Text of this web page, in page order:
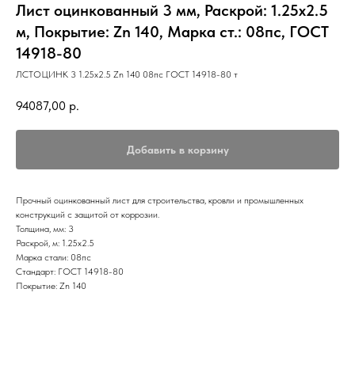
Лист оцинкованный 3 мм, Раскрой: 1.25х2.5
м, Покрытие: Zn 140, Марка ст.: 08пс, ГОСТ
14918-80
ЛСТОЦИНК 3 1.25х2.5 Zn 140 08пс ГОСТ 14918-80 т
94087,00 р.
Добавить в корзину
Прочный оцинкованный лист для строительства, кровли и промышленных
конструкций с защитой от коррозии.
Толщина, мм: 3
Раскрой, м: 1.25х2.5
Марка стали: 08пс
Стандарт: ГОСТ 14918-80
Покрытие: Zn 140